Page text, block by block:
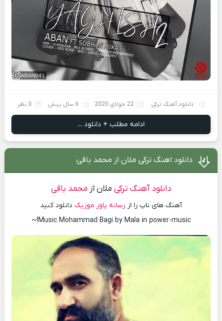
دانلود آهنگ ترکی 22 جولای 2020 6 سال پیش 0 نظر
ادامه مطلب + دانلود ...
دانلود اهنگ ترکی ملان از محمد باقی
دانلود آهنگ ترکی ملان ازمحمد باقی
آهنگ های ناپ را از رسانه پاور موزیک دانلود کنید
Music Mohammad Bagi by Mala in power-music!~